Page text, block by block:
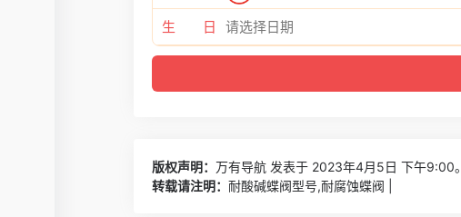
生 日
版权声明： 万有导航 发表于 2023年4月5日 下午9:00。
转载请注明： 耐酸碱蝶阀型号,耐腐蚀蝶阀 |